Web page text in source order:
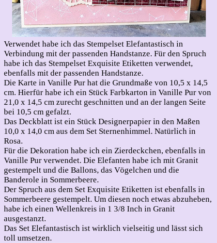
Verwendet habe ich das Stempelset Elefantastisch in
Verbindung mit der passenden Handstanze. Für den Spruch
habe ich das Stempelset Exquisite Etiketten verwendet,
ebenfalls mit der passenden Handstanze.
Die Karte in Vanille Pur hat die Grundmaße von 10,5 x 14,5
cm. Hierfür habe ich ein Stück Farbkarton in Vanille Pur von
21,0 x 14,5 cm zurecht geschnitten und an der langen Seite
bei 10,5 cm gefalzt.
Das Deckblatt ist ein Stück Designerpapier in den Maßen
10,0 x 14,0 cm aus dem Set Sternenhimmel. Natürlich in
Rosa.
Für die Dekoration habe ich ein Zierdeckchen, ebenfalls in
Vanille Pur verwendet. Die Elefanten habe ich mit Granit
gestempelt und die Ballons, das Vögelchen und die
Banderole in Sommerbeere.
Der Spruch aus dem Set Exquisite Etiketten ist ebenfalls in
Sommerbeere gestempelt. Um diesen noch etwas abzuheben,
habe ich einen Wellenkreis in 1 3/8 Inch in Granit
ausgestanzt.
Das Set Elefantastisch ist wirklich vielseitig und lässt sich
toll umsetzen.